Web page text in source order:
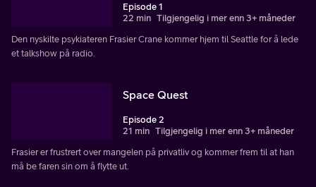
Episode 1
22 min Tilgjengelig i mer enn 3+ måneder
Den nyskilte psykiateren Frasier Crane kommer hjem til Seattle for å lede
et talkshow på radio.
Space Quest
Episode 2
21 min Tilgjengelig i mer enn 3+ måneder
Frasier er frustrert over mangelen på privatliv og kommer frem til at han
må be faren sin om å flytte ut.